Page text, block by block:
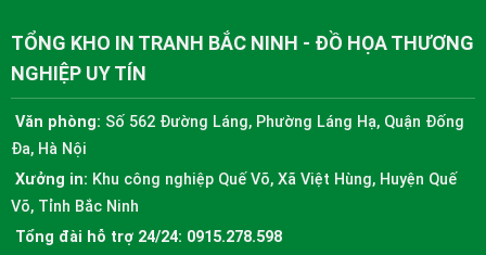
TỔNG KHO IN TRANH BẮC NINH - ĐỒ HỌA THƯƠNG
NGHIỆP UY TÍN
Văn phòng: Số 562 Đường Láng, Phường Láng Hạ, Quận Đống
Đa, Hà Nội
Xưởng in: Khu công nghiệp Quế Võ, Xã Việt Hùng, Huyện Quế
Võ, Tỉnh Bắc Ninh
Tổng đài hỗ trợ 24/24: 0915.278.598